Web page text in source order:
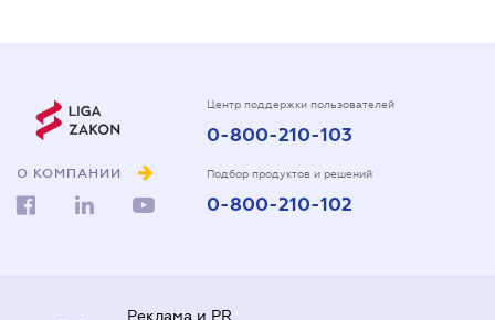
О КОМПАНИИ
Центр поддержки пользователей
0-800-210-103
Подбор продуктов и решений
0-800-210-102
Реклама и PR